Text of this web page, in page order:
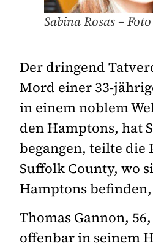
Sabina Rosas –
Der dringend
Mord einer 33-
in einem noblem
den Hamptons, hat
begangen, teilte die
Suffolk County, wo
Hamptons
Thomas Gannon,
offenbar in seinem